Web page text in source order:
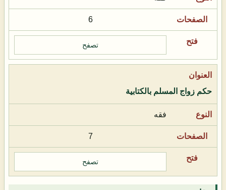
6
تصفح
حكم زواج المسلم بالكتابية
فقه
7
تصفح